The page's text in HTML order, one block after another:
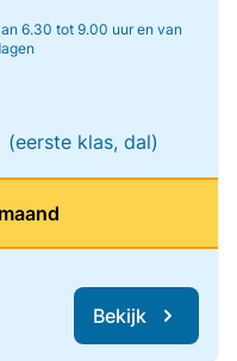
6.30 tot 9.00 uur en van
(eerste klas, dal)
Bekijk